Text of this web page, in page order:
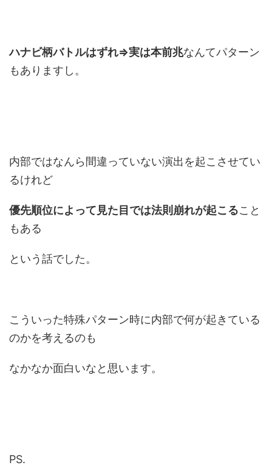
ハナビ柄バトルはずれ⇒実は本前兆なんてパターン
もありますし。
内部ではなんら間違っていない演出を起こさせてい
るけれど
優先順位によって見た目では法則崩れが起こること
もある
という話でした。
こういった特殊パターン時に内部で何が起きている
のかを考えるのも
なかなか面白いなと思います。
PS.